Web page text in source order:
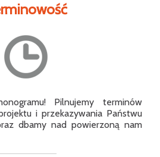
Pilnujemy terminów
i przekazywania Państwu
dbamy nad powierzoną nam